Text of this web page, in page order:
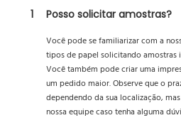
1
Posso solicitar amostras?
Você pode se familiarizar com a
tipos de papel solicitando amostras
Você também pode criar uma
um pedido maior. Observe que o
dependendo da sua localização,
nossa equipe caso tenha alguma